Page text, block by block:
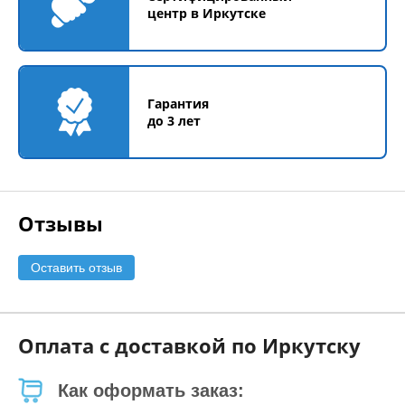
центр в Иркутске
Гарантия
до 3 лет
Отзывы
Оставить отзыв
Оплата с доставкой по Иркутску
Как оформать заказ: